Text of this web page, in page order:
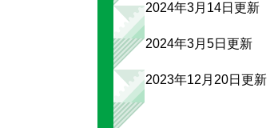
2024年3月14日更新
2024年3月5日更新
2023年12月20日更新